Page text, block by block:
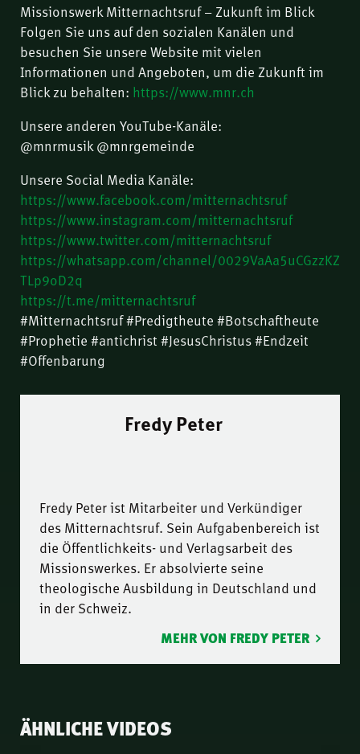
Missionswerk Mitternachtsruf – Zukunft im Blick
Folgen Sie uns auf den sozialen Kanälen und
besuchen Sie unsere Website mit vielen
Informationen und Angeboten, um die Zukunft im
Blick zu behalten: https://www.mnr.ch
Unsere anderen YouTube-Kanäle:
@mnrmusik @mnrgemeinde
Unsere Social Media Kanäle:
https://www.facebook.com/mitternachtsruf
https://www.instagram.com/mitternachtsruf
https://www.twitter.com/mitternachtsruf
https://whatsapp.com/channel/0029VaAa5uCGzzKZ
TLp9oD2q
https://t.me/mitternachtsruf
#Mitternachtsruf #Predigtheute #Botschaftheute
#Prophetie #antichrist #JesusChristus #Endzeit
#Offenbarung
Fredy Peter
Fredy Peter ist Mitarbeiter und Verkündiger
des Mitternachtsruf. Sein Aufgabenbereich ist
die Öffentlichkeits- und Verlagsarbeit des
Missionswerkes. Er absolvierte seine
theologische Ausbildung in Deutschland und
in der Schweiz.
MEHR VON FREDY PETER
ÄHNLICHE VIDEOS